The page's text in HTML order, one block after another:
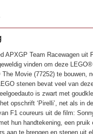
APXGP Team Racewagen
vinden om deze
Movie (77252) te bouwen,
stenen bevat veel van
is zwart met
opschrift ‘Pirelli’, net als in
F1 coureurs uit de film:
hun handtekening, een
aan te brengen en stenen uit